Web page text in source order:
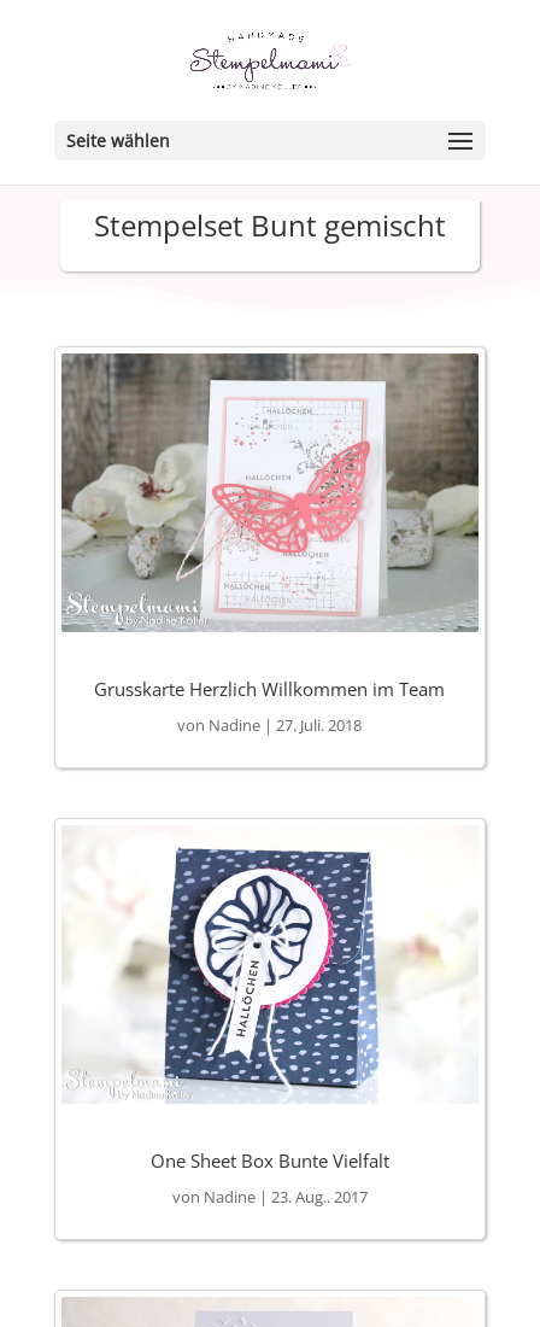
Seite wählen
Stempelset Bunt gemischt
Grusskarte Herzlich Willkommen im Team
von Nadine |27. Juli. 2018
One Sheet Box Bunte Vielfalt
von Nadine| 23. Aug.. 2017